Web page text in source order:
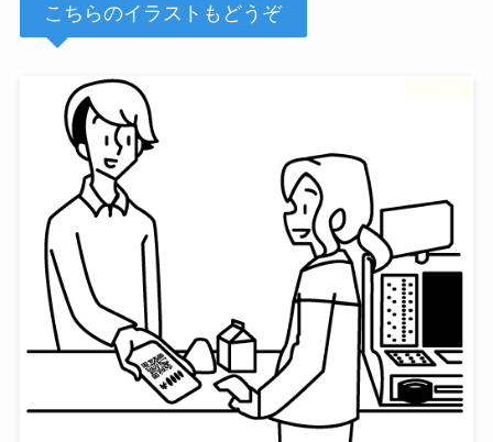
こちらのイラストもどうぞ